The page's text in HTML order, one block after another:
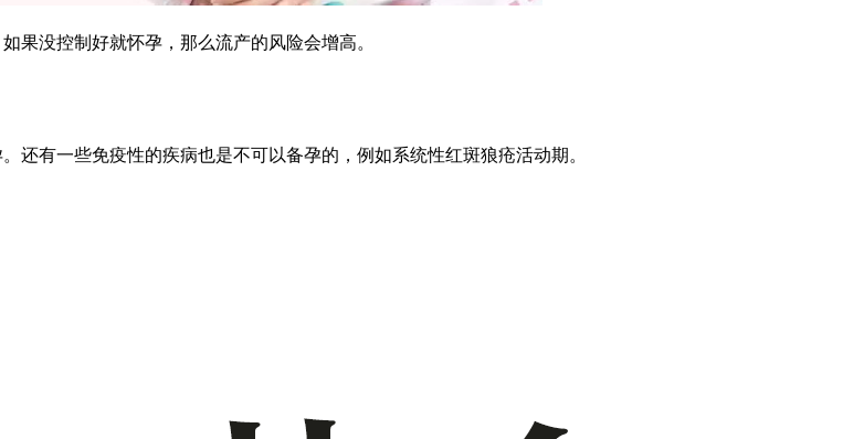
果没控制好就怀孕，那么流产的风险会增高。
还有一些免疫性的疾病也是不可以备孕的，例如系统性红斑狼疮活动期。